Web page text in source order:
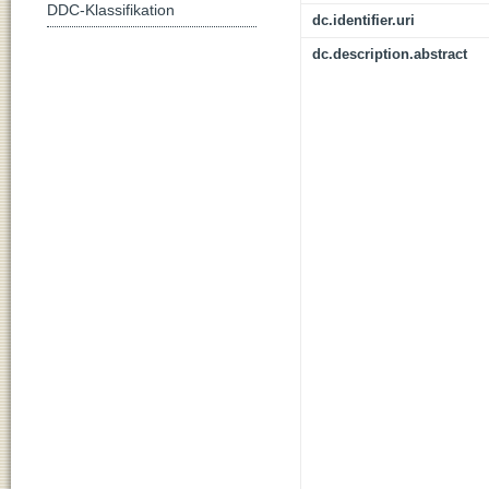
dc.identifier.uri
dc.description.abstract
DDC-Klassifikation